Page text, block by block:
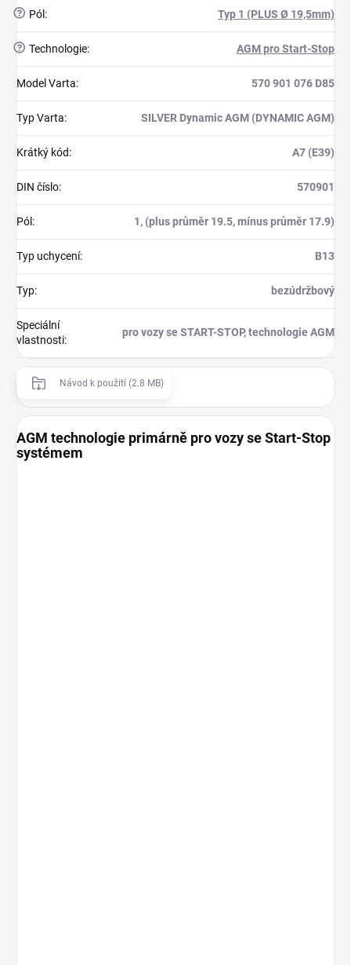
? Pól: Typ 1 (PLUS Ø 19,5mm)
? Technologie: AGM pro Start-Stop
Model Varta: 570 901 076 D85
Typ Varta: SILVER Dynamic AGM (DYNAMIC AGM)
Krátký kód: A7 (E39)
DIN číslo: 570901
Pól: 1, (plus průměr 19.5, mínus průměr 17.9)
Typ uchycení: B13
Typ: bezúdržbový
Speciální
vlastnosti:
pro vozy se START-STOP, technologie AGM
Návod k použití (2.8 MB)
AGM technologie primárně pro vozy se Start-Stop
systémem